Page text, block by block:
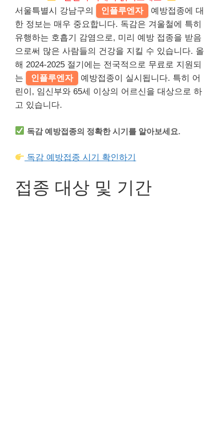
서울특별시 강남구의
인플루엔자
예방접종에 대
한 정보는 매우 중요합니다. 독감은 겨울철에 특히
유행하는 호흡기 감염으로, 미리 예방 접종을 받음
으로써 많은 사람들의 건강을 지킬 수 있습니다. 올
해 2024-2025 절기에는 전국적으로 무료로 지원되
는
인플루엔자
예방접종이 실시됩니다. 특히 어
린이, 임신부와 65세 이상의 어르신을 대상으로 하
고 있습니다.
독감 예방접종의 정확한 시기를 알아보세요.
독감 예방접종 시기 확인하기
접종 대상 및 기간